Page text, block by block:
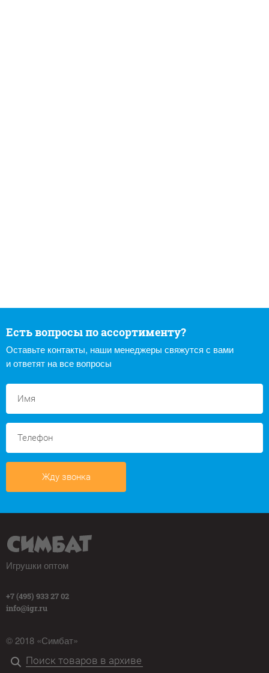
Есть вопросы по ассортименту?
Оставьте контакты, наши менеджеры свяжутся с вами
и ответят на все вопросы
Жду звонка
Игрушки оптом
+7 (495) 933 27 02
info@igr.ru
© 2018 «Симбат»